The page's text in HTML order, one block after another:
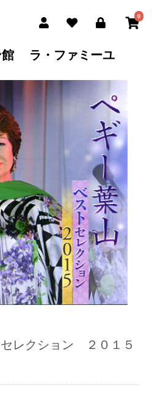
0
館 ラ・ファミーユ
レクション ２０１５